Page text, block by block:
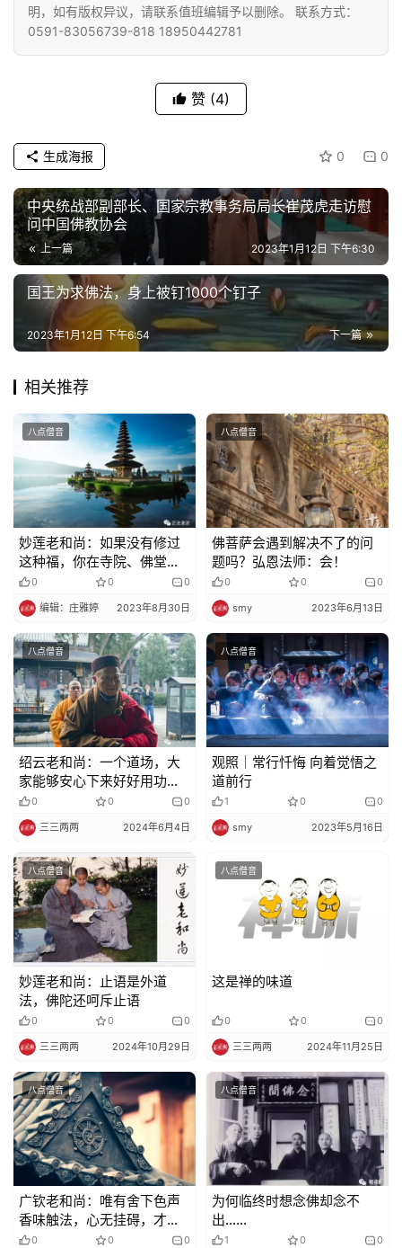
明，如有版权异议，请联系值班编辑予以删除。 联系方式：
0591-83056739-818 18950442781
赞 (4)
0 0
生成海报
中央统战部副部长、国家宗教事务局局长崔茂虎走访慰
问中国佛教协会
上一篇 2023年1月12日 下午6:30
国王为求佛法，身上被钉1000个钉子
下一篇
2023年1月12日 下午6:54
相关推荐
八点僧音
妙莲老和尚：如果没有修过
这种福，你在寺院、佛堂里
根本坐不住
0 0 0
编辑：庄雅婷 2023年8月30日
八点僧音
佛菩萨会遇到解决不了的问
题吗？弘恩法师：会！
0 0 0
smy 2023年6月13日
八点僧音
绍云老和尚：一个道场，大
家能够安心下来好好用功办
道啊，不是件容易事！
0 0 0
三三两两 2024年6月4日
八点僧音
观照｜常行忏悔 向着觉悟之
道前行
1 0 0
smy 2023年5月16日
八点僧音
妙莲老和尚：止语是外道
法，佛陀还呵斥止语
0 0 0
三三两两 2024年10月29日
八点僧音
这是禅的味道
0 0 0
三三两两 2024年11月25日
八点僧音
广钦老和尚：唯有舍下色声
香味触法，心无挂碍，才能
显出菩提心来
0 0 0
八点僧音
为何临终时想念佛却念不
出……
1 0 0